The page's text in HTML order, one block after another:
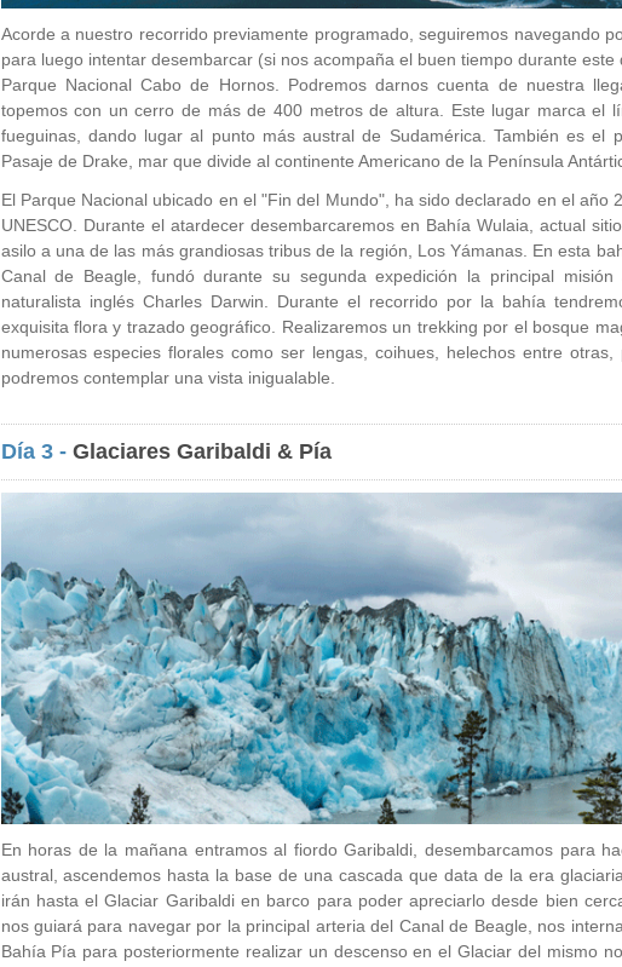
Acorde a nuestro recorrido previamente programado, seguiremos navegando
para luego intentar desembarcar (si nos acompaña el buen tiempo durante
Parque Nacional Cabo de Hornos. Podremos darnos cuenta de nuestra
topemos con un cerro de más de 400 metros de altura. Este lugar marca el
fueguinas, dando lugar al punto más austral de Sudamérica. También es el
Pasaje de Drake, mar que divide al continente Americano de la Península
El Parque Nacional ubicado en el "Fin del Mundo", ha sido declarado en el año
UNESCO. Durante el atardecer desembarcaremos en Bahía Wulaia, actual
asilo a una de las más grandiosas tribus de la región, Los Yámanas. En esta
Canal de Beagle, fundó durante su segunda expedición la principal
naturalista inglés Charles Darwin. Durante el recorrido por la bahía
exquisita flora y trazado geográfico. Realizaremos un trekking por el bosque
numerosas especies florales como ser lengas, coihues, helechos entre
podremos contemplar una vista inigualable.
Día 3 -Glaciares Garibaldi & Pía
En horas de la mañana entramos al fiordo Garibaldi, desembarcamos para
austral, ascendemos hasta la base de una cascada que data de la era
irán hasta el Glaciar Garibaldi en barco para poder apreciarlo desde bien
nos guiará para navegar por la principal arteria del Canal de Beagle, nos
Bahía Pía para posteriormente realizar un descenso en el Glaciar del mismo